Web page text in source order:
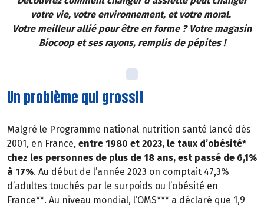
votre vie, votre environnement, et votre moral.
Votre meilleur allié pour être en forme ? Votre magasin
Biocoop et ses rayons, remplis de pépites !
Un problème qui grossit
Malgré le Programme national nutrition santé lancé dès
2001, en France, entre 1980 et 2023, le taux d’obésité*
chez les personnes de plus de 18 ans, est passé de 6,1%
à 17%. Au début de l’année 2023 on comptait 47,3%
d’adultes touchés par le surpoids ou l’obésité en
France**. Au niveau mondial, l’OMS*** a déclaré que 1,9